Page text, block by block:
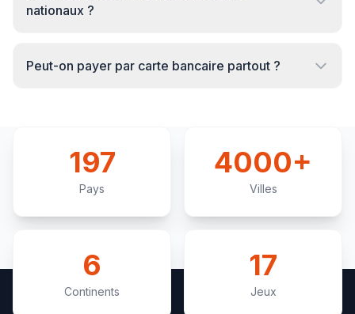
nationaux ?
Peut-on payer par carte bancaire partout ?
197
Pays
4000+
Villes
6
Continents
17
Jeux